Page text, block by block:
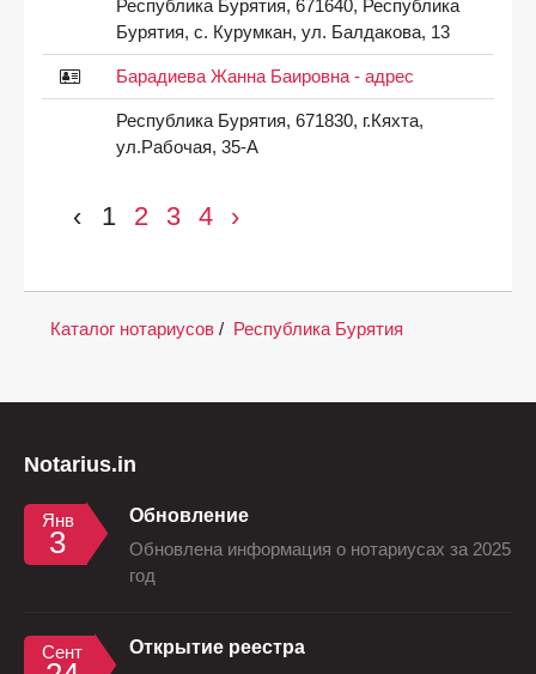
Республика Бурятия, 671640, Республика
Бурятия, с. Курумкан, ул. Балдакова, 13
Барадиева Жанна Баировна - адрес
Республика Бурятия, 671830, г.Кяхта,
ул.Рабочая, 35-А
‹ 1 2 3 4 ›
Каталог нотариусов / Республика Бурятия
Notarius.in
Янв
3
Обновление
Обновлена информация о нотариусах за 2025
год
Сент Открытие реестра